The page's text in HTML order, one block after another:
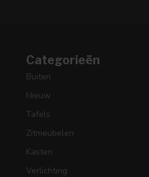
Categorieën
Buiten
Nieuw
Tafels
Zitmeubelen
Kasten
Verlichting